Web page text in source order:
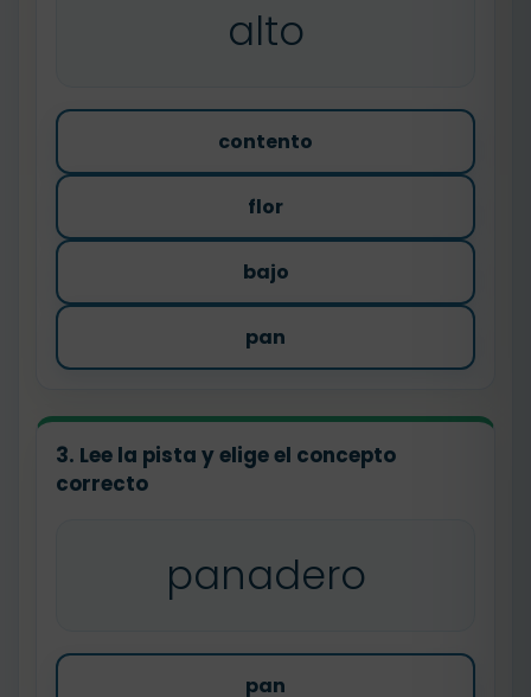
alto
contento
flor
bajo
pan
3. Lee la pista y elige el concepto
correcto
panadero
pan